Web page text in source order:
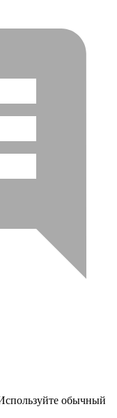
обычный